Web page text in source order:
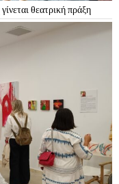
θεατρική πράξη